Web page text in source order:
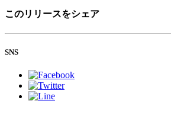
このリリースをシェア
SNS